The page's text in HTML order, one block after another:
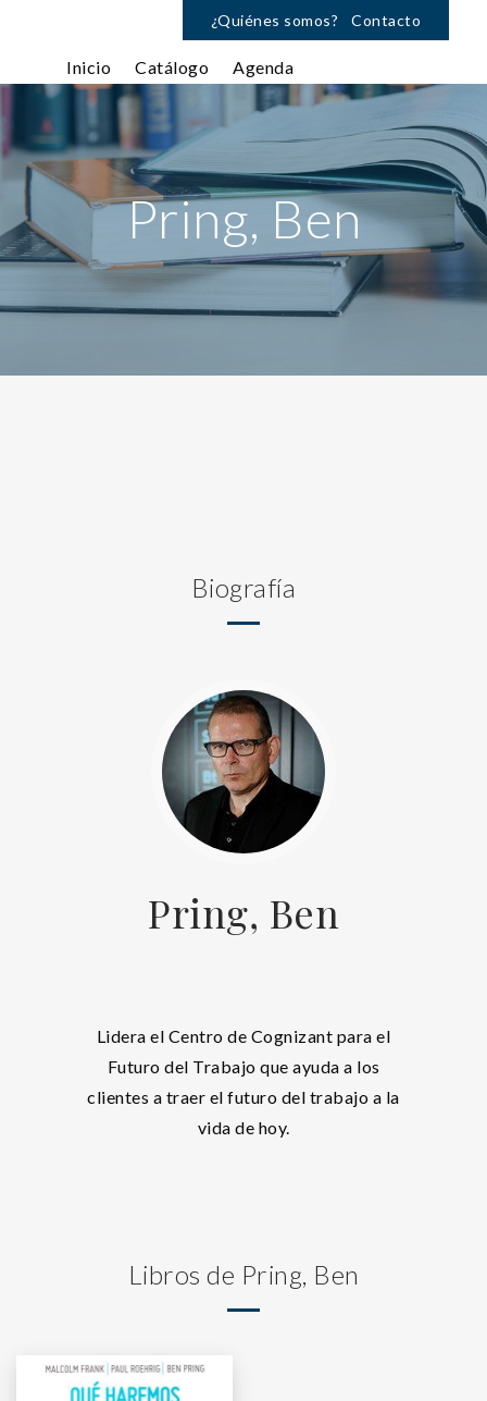
¿Quiénes somos? Contacto
Inicio Catálogo Agenda
Pring, Ben
Biografía
Pring, Ben
Lidera el Centro de Cognizant para el
Futuro del Trabajo que ayuda a los
clientes a traer el futuro del trabajo a la
vida de hoy.
Libros de Pring, Ben